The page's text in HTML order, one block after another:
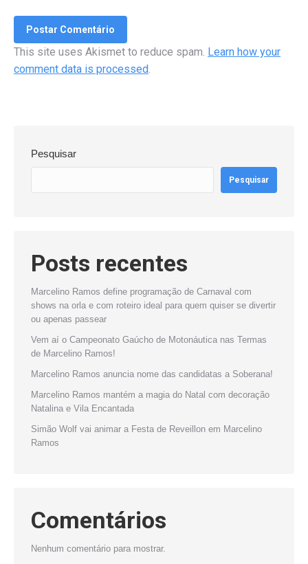
Postar Comentário
This site uses Akismet to reduce spam. Learn how your
comment data is processed.
Pesquisar
Pesquisar
Posts recentes
Marcelino Ramos define programação de Carnaval com
shows na orla e com roteiro ideal para quem quiser se divertir
ou apenas passear
Vem aí o Campeonato Gaúcho de Motonáutica nas Termas
de Marcelino Ramos!
Marcelino Ramos anuncia nome das candidatas a Soberana!
Marcelino Ramos mantém a magia do Natal com decoração
Natalina e Vila Encantada
Simão Wolf vai animar a Festa de Reveillon em Marcelino
Ramos
Comentários
Nenhum comentário para mostrar.